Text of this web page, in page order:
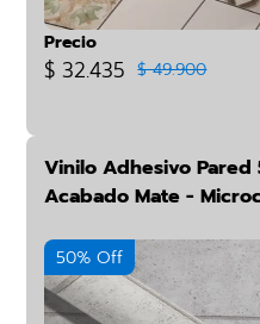
Precio
$ 32.435 $ 49.900
Vinilo Adhesivo Pared
Acabado Mate -
50% Off